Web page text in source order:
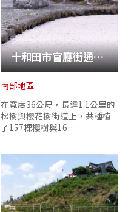
十和田市官廳街通‧駒街道
南部地區
在寬度36公尺，長達1.1公里的
松樹與櫻花樹街道上，共種植
了157棵櫻樹與16…